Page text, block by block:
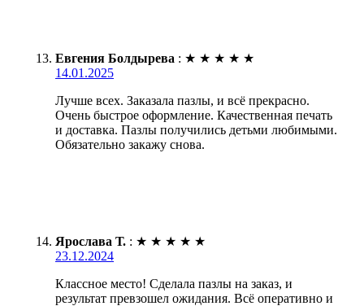
Евгения Болдырева : ★ ★ ★ ★ ★
14.01.2025
Лучше всех. Заказала пазлы, и всё прекрасно.
Очень быстрое оформление. Качественная печать
и доставка. Пазлы получились детьми любимыми.
Обязательно закажу снова.
Ярослава Т. : ★ ★ ★ ★ ★
23.12.2024
Классное место! Сделала пазлы на заказ, и
результат превзошел ожидания. Всё оперативно и